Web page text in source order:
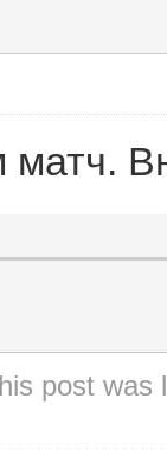
матч.
post was